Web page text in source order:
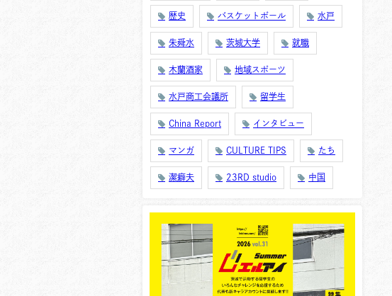
歴史 バスケットボール 水戸
朱舜水 茨城大学 就職
木蘭酒家 地域スポーツ
水戸商工会議所 留学生
China Report インタビュー
マンガ CULTURE TIPS たち
潔癖夫 23RD studio 中国